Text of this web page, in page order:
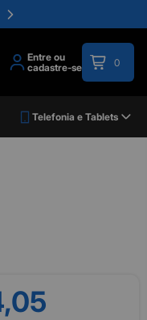
Entre ou
cadastre-se
0
Telefonia e Tablets